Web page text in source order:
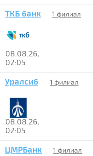
ТКБ банк 1 филиал
08.08.26,
02:05
Уралсиб 1 филиал
08.08.26,
02:05
ЦМРБанк 1 филиал